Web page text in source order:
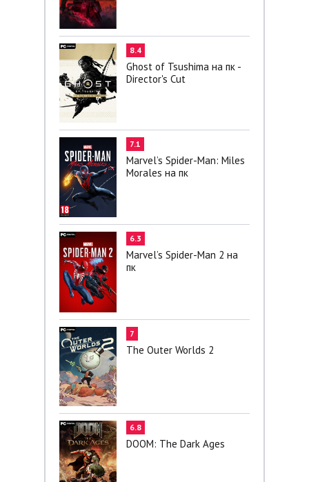
8.4
Ghost of Tsushima на пк -
Director's Cut
7.1
Marvel’s Spider-Man: Miles
Morales на пк
6.3
Marvel’s Spider-Man 2 на
пк
7
The Outer Worlds 2
6.8
DOOM: The Dark Ages